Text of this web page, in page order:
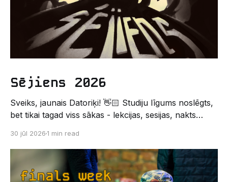
Sējiens 2026
Sveiks, jaunais Datoriķi! 👋🏻 Studiju līgums noslēgts,
bet tikai tagad viss sākas - lekcijas, sesijas, nakts
Un kas gan būtu labāks veids, kā iepazīt savu jauno
dzīvi LU EZTF datoriķu vidē, par došanos uz
leģendāro “Sējienu”? 🐱 Šī pirmsaristoteļa nometne
palīdzēs tev iegūt pirmos draugus, ieskatu studenta
30 jūl 20261 min read